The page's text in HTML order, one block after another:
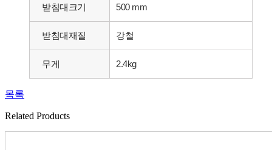
받침대크기 500 mm
받침대재질 강철
무게 2.4kg
목록
Related Products​​